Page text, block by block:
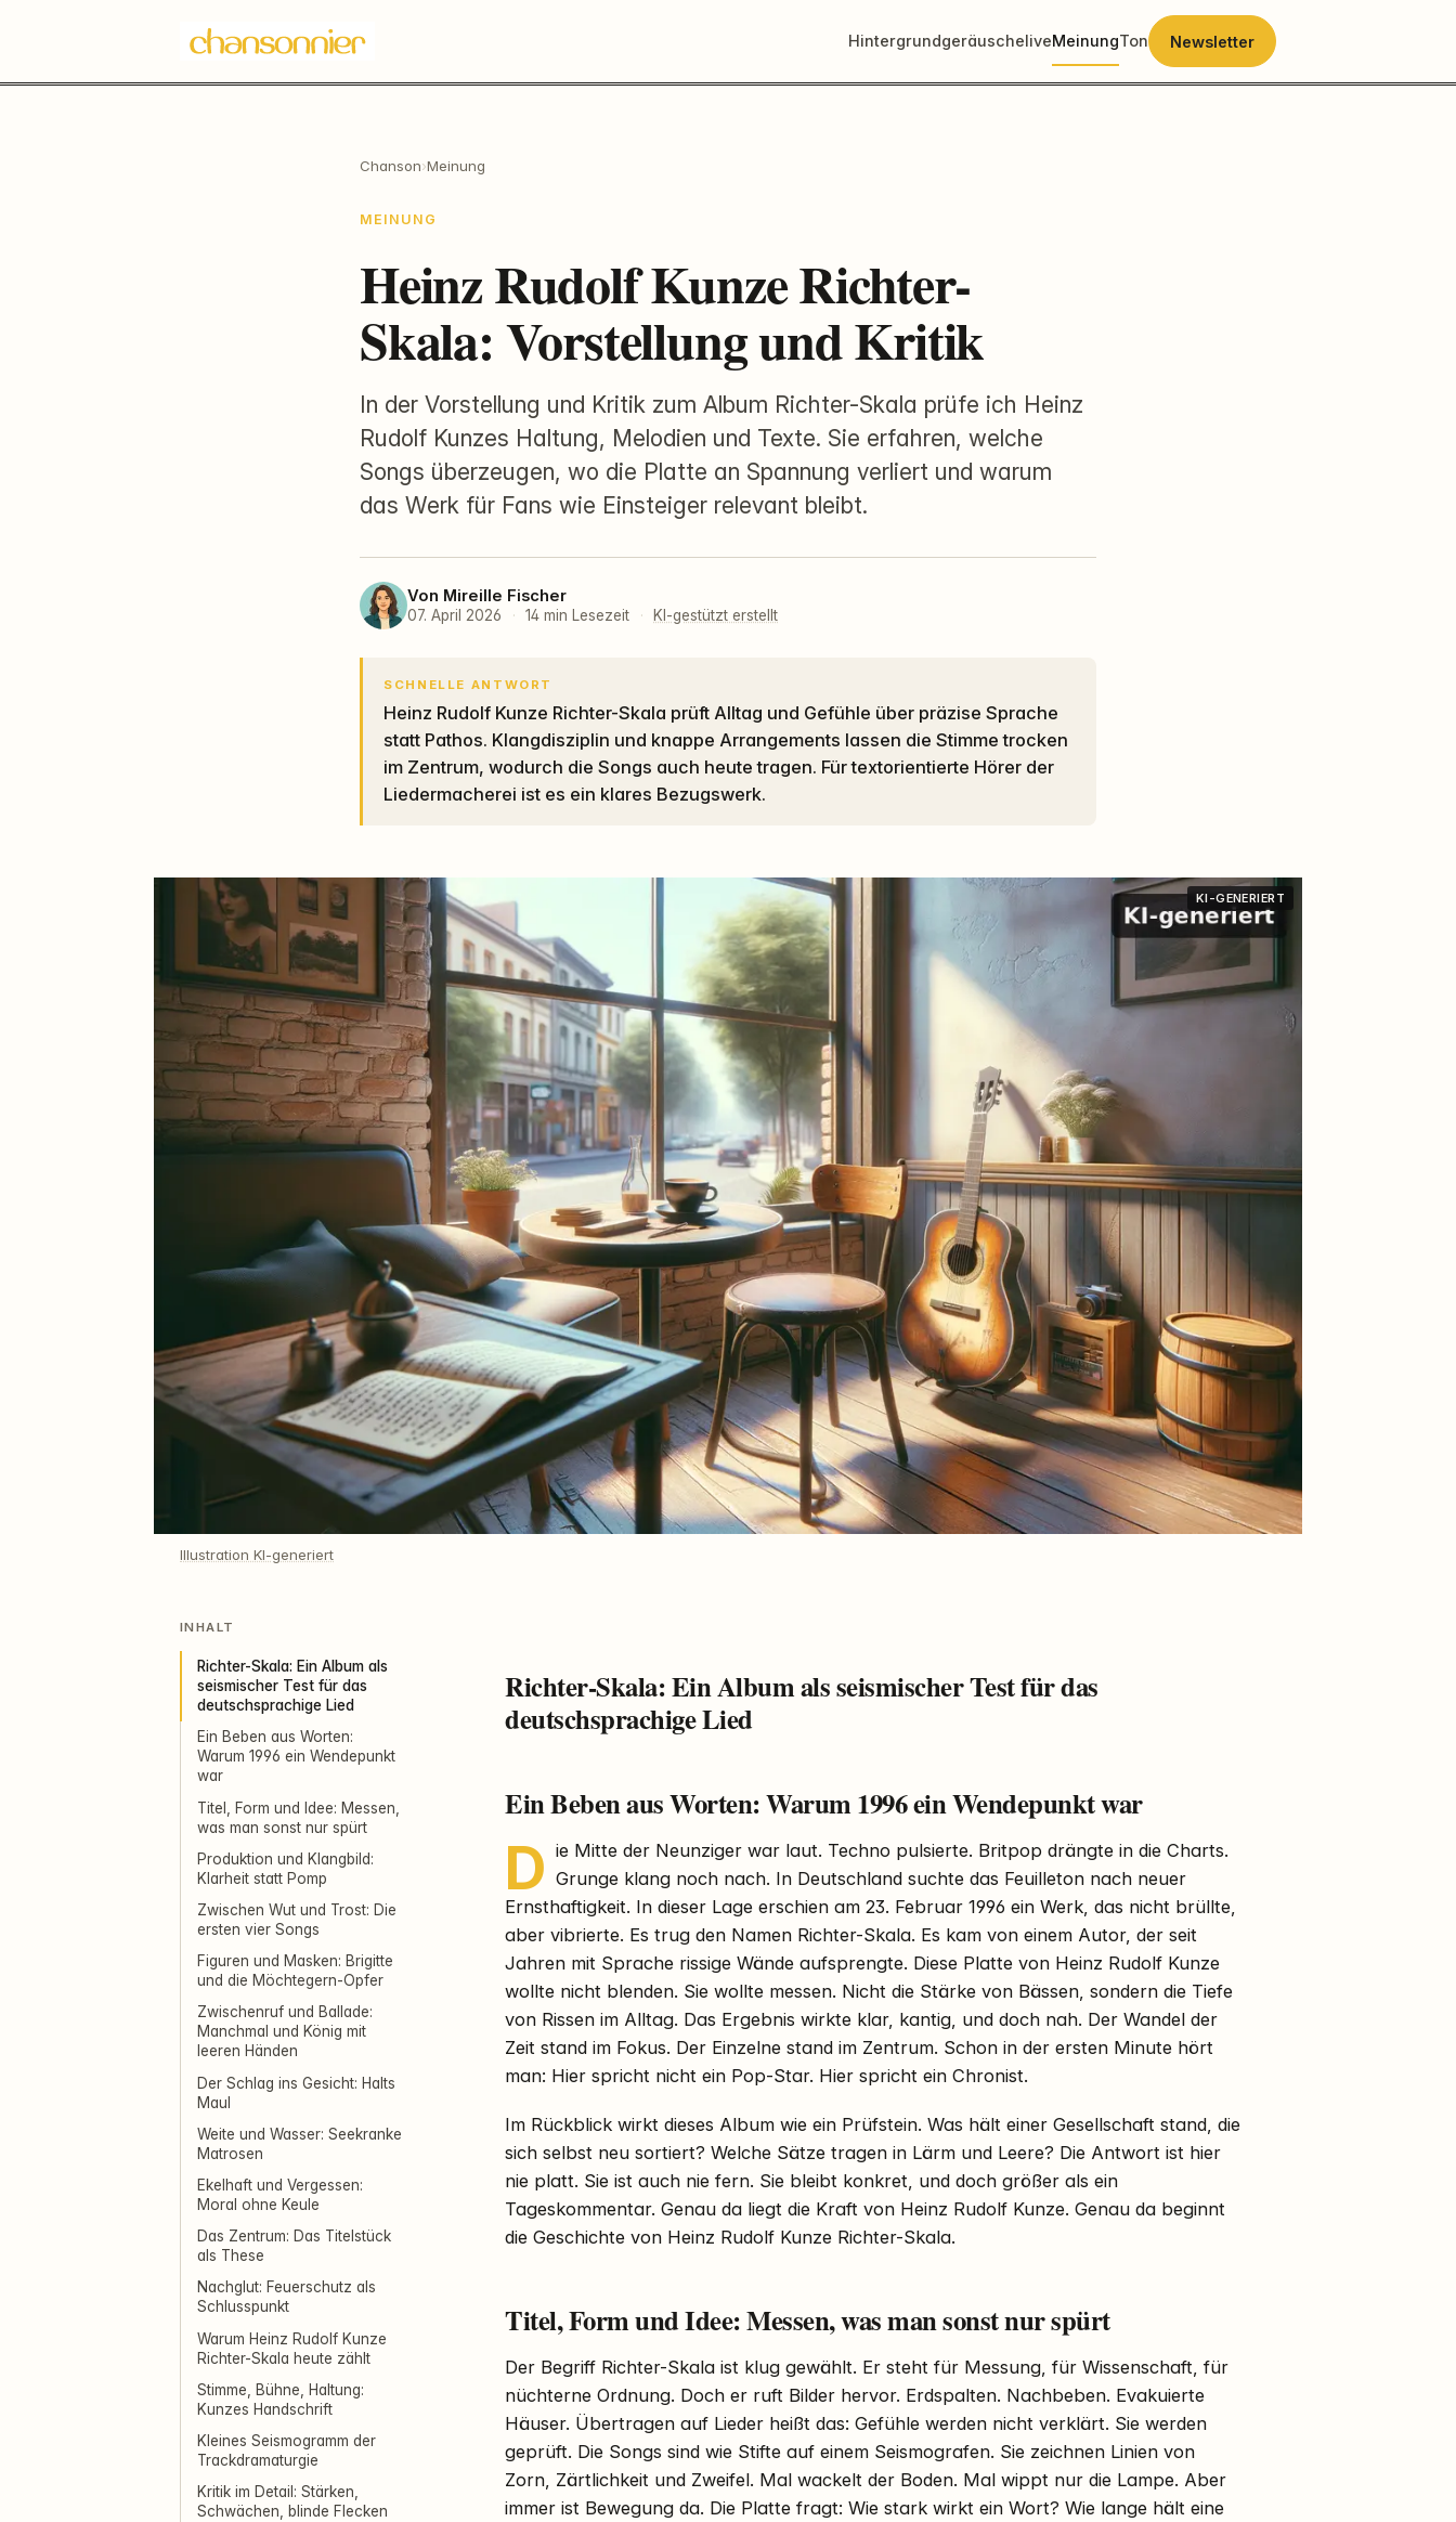
HintergrundgeräuscheliveMeinungTon Newsletter
Chanson›Meinung
MEINUNG
Heinz Rudolf Kunze Richter-
Skala: Vorstellung und Kritik
In der Vorstellung und Kritik zum Album Richter-Skala prüfe ich Heinz
Rudolf Kunzes Haltung, Melodien und Texte. Sie erfahren, welche
Songs überzeugen, wo die Platte an Spannung verliert und warum
das Werk für Fans wie Einsteiger relevant bleibt.
Von Mireille Fischer
07. April 2026 · 14 min Lesezeit · KI-gestützt erstellt
SCHNELLE ANTWORT
Heinz Rudolf Kunze Richter-Skala prüft Alltag und Gefühle über präzise Sprache
statt Pathos. Klangdisziplin und knappe Arrangements lassen die Stimme trocken
im Zentrum, wodurch die Songs auch heute tragen. Für textorientierte Hörer der
Liedermacherei ist es ein klares Bezugswerk.
KI-GENERIERT
Illustration KI-generiert
INHALT
Richter-Skala: Ein Album als
seismischer Test für das
deutschsprachige Lied
Ein Beben aus Worten:
Warum 1996 ein Wendepunkt
war
Titel, Form und Idee: Messen,
was man sonst nur spürt
Produktion und Klangbild:
Klarheit statt Pomp
Zwischen Wut und Trost: Die
ersten vier Songs
Figuren und Masken: Brigitte
und die Möchtegern-Opfer
Zwischenruf und Ballade:
Manchmal und König mit
leeren Händen
Der Schlag ins Gesicht: Halts
Maul
Weite und Wasser: Seekranke
Matrosen
Ekelhaft und Vergessen:
Moral ohne Keule
Das Zentrum: Das Titelstück
als These
Nachglut: Feuerschutz als
Schlusspunkt
Warum Heinz Rudolf Kunze
Richter-Skala heute zählt
Stimme, Bühne, Haltung:
Kunzes Handschrift
Kleines Seismogramm der
Trackdramaturgie
Kritik im Detail: Stärken,
Schwächen, blinde Flecken
Richter-Skala: Ein Album als seismischer Test für das
deutschsprachige Lied
Ein Beben aus Worten: Warum 1996 ein Wendepunkt war
D ie Mitte der Neunziger war laut. Techno pulsierte. Britpop drängte in die Charts.
Grunge klang noch nach. In Deutschland suchte das Feuilleton nach neuer
Ernsthaftigkeit. In dieser Lage erschien am 23. Februar 1996 ein Werk, das nicht brüllte,
aber vibrierte. Es trug den Namen Richter-Skala. Es kam von einem Autor, der seit
Jahren mit Sprache rissige Wände aufsprengte. Diese Platte von Heinz Rudolf Kunze
wollte nicht blenden. Sie wollte messen. Nicht die Stärke von Bässen, sondern die Tiefe
von Rissen im Alltag. Das Ergebnis wirkte klar, kantig, und doch nah. Der Wandel der
Zeit stand im Fokus. Der Einzelne stand im Zentrum. Schon in der ersten Minute hört
man: Hier spricht nicht ein Pop-Star. Hier spricht ein Chronist.
Im Rückblick wirkt dieses Album wie ein Prüfstein. Was hält einer Gesellschaft stand, die
sich selbst neu sortiert? Welche Sätze tragen in Lärm und Leere? Die Antwort ist hier
nie platt. Sie ist auch nie fern. Sie bleibt konkret, und doch größer als ein
Tageskommentar. Genau da liegt die Kraft von Heinz Rudolf Kunze. Genau da beginnt
die Geschichte von Heinz Rudolf Kunze Richter-Skala.
Titel, Form und Idee: Messen, was man sonst nur spürt
Der Begriff Richter-Skala ist klug gewählt. Er steht für Messung, für Wissenschaft, für
nüchterne Ordnung. Doch er ruft Bilder hervor. Erdspalten. Nachbeben. Evakuierte
Häuser. Übertragen auf Lieder heißt das: Gefühle werden nicht verklärt. Sie werden
geprüft. Die Songs sind wie Stifte auf einem Seismografen. Sie zeichnen Linien von
Zorn, Zärtlichkeit und Zweifel. Mal wackelt der Boden. Mal wippt nur die Lampe. Aber
immer ist Bewegung da. Die Platte fragt: Wie stark wirkt ein Wort? Wie lange hält eine